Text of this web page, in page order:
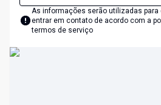
As informações serão utilizadas para
entrar em contato de acordo com a
termos de serviço